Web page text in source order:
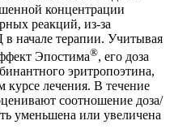
концентрации
реакций, из-за
начале терапии. Учитывая
Эпостима®, его доза
эритропоэтина,
курсе лечения. В течение
соотношение доза/
уменьшена или увеличена